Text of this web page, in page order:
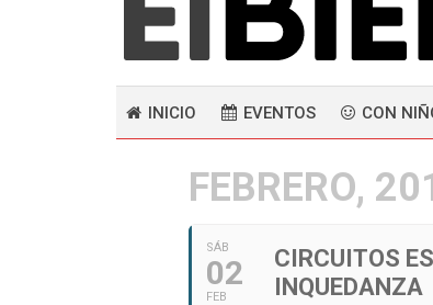
INICIO EVENTOS CON
FEBRERO,
SÁB
02
FEB
CIRCUITOS
INQUEDANZA